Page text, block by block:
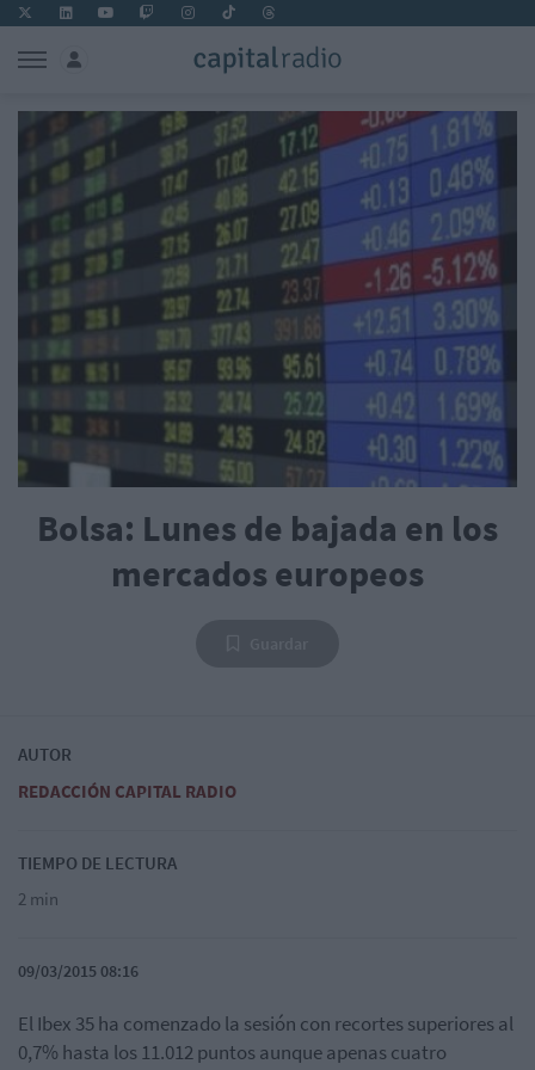
Bolsa: Lunes de bajada en los
mercados europeos
AUTOR
REDACCIÓN CAPITAL RADIO
TIEMPO DE LECTURA
2 min
09/03/2015 08:16
El Ibex 35 ha comenzado la sesión con recortes superiores al
0,7% hasta los 11.012 puntos aunque apenas cuatro